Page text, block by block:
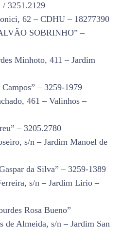
3251.2129
62 – CDHU – 18277390
SOBRINHO” –
Minhoto, 411 – Jardim
– 3259-1979
461 – Valinhos –
– 3205.2780
s/n – Jardim Manoel de
da Silva” – 3259-1389
s/n – Jardim Lirio –
Rosa Bueno”
de Almeida, s/n – Jardim San